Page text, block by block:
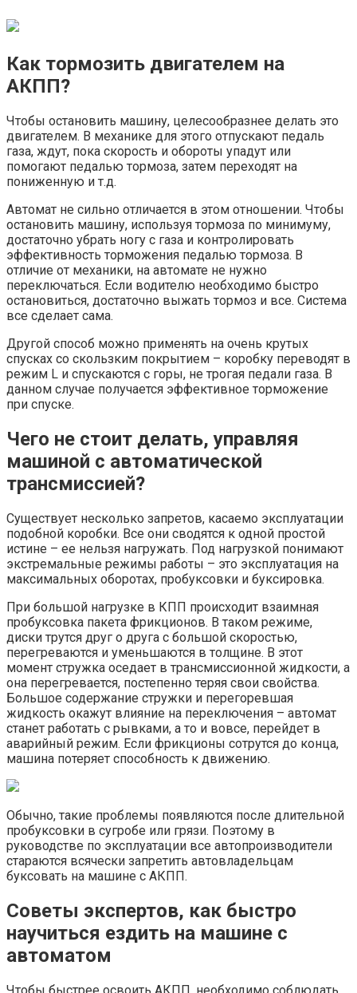
Как тормозить двигателем на
АКПП?
Чтобы остановить машину, целесообразнее делать это
двигателем. В механике для этого отпускают педаль
газа, ждут, пока скорость и обороты упадут или
помогают педалью тормоза, затем переходят на
пониженную и т.д.
Автомат не сильно отличается в этом отношении. Чтобы
остановить машину, используя тормоза по минимуму,
достаточно убрать ногу с газа и контролировать
эффективность торможения педалью тормоза. В
отличие от механики, на автомате не нужно
переключаться. Если водителю необходимо быстро
остановиться, достаточно выжать тормоз и все. Система
все сделает сама.
Другой способ можно применять на очень крутых
спусках со скользким покрытием – коробку переводят в
режим L и спускаются с горы, не трогая педали газа. В
данном случае получается эффективное торможение
при спуске.
Чего не стоит делать, управляя
машиной с автоматической
трансмиссией?
Существует несколько запретов, касаемо эксплуатации
подобной коробки. Все они сводятся к одной простой
истине – ее нельзя нагружать. Под нагрузкой понимают
экстремальные режимы работы – это эксплуатация на
максимальных оборотах, пробуксовки и буксировка.
При большой нагрузке в КПП происходит взаимная
пробуксовка пакета фрикционов. В таком режиме,
диски трутся друг о друга с большой скоростью,
перегреваются и уменьшаются в толщине. В этот
момент стружка оседает в трансмиссионной жидкости, а
она перегревается, постепенно теряя свои свойства.
Большое содержание стружки и перегоревшая
жидкость окажут влияние на переключения – автомат
станет работать с рывками, а то и вовсе, перейдет в
аварийный режим. Если фрикционы сотрутся до конца,
машина потеряет способность к движению.
Обычно, такие проблемы появляются после длительной
пробуксовки в сугробе или грязи. Поэтому в
руководстве по эксплуатации все автопроизводители
стараются всячески запретить автовладельцам
буксовать на машине с АКПП.
Советы экспертов, как быстро
научиться ездить на машине с
автоматом